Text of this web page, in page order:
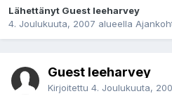
Lähettänyt Guest leeharvey
4. Joulukuuta, 2007 alueella
Guest leeharvey
Kirjoitettu 4. Joulukuuta,